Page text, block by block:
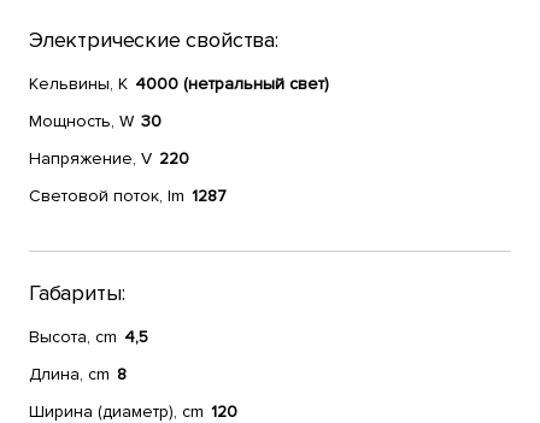
Электрические свойства:
Кельвины, К 4000 (нетральный свет)
Мощность, W 30
Напряжение, V 220
Световой поток, lm 1287
Габариты:
Высота, cm 4,5
Длина, cm 8
Ширина (диаметр), cm 120